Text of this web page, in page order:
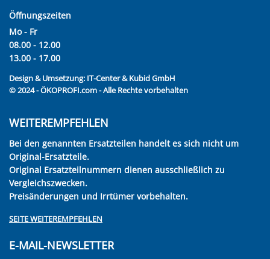
Öffnungszeiten
Mo - Fr
08.00 - 12.00
13.00 - 17.00
Design & Umsetzung: IT-Center & Kubid GmbH
© 2024 - ÖKOPROFI.com - Alle Rechte vorbehalten
WEITEREMPFEHLEN
Bei den genannten Ersatzteilen handelt es sich nicht um
Original-Ersatzteile.
Original Ersatzteilnummern dienen ausschließlich zu
Vergleichszwecken.
Preisänderungen und Irrtümer vorbehalten.
SEITE WEITEREMPFEHLEN
E-MAIL-NEWSLETTER